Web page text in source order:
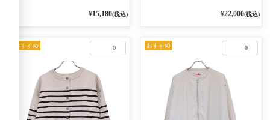
ン 10ベージュ×ネイビー¥15,180(税込) ¥22,000(税込)
0
おすすめ 0
おすすめ